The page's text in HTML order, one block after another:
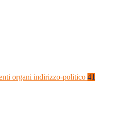
organi indirizzo-politico 41